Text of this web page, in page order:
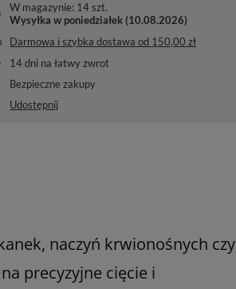
W magazynie: 14 szt.
Wysyłkaw poniedziałek (10.08.2026)
Darmowa i szybka dostawa od 150,00 zł
14dni na łatwy zwrot
Bezpieczne zakupy
Udostępnij
naczyń krwionośnych czy
precyzyjne cięcie i